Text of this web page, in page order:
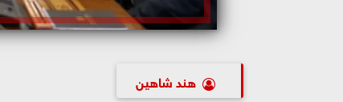
هند شاهين